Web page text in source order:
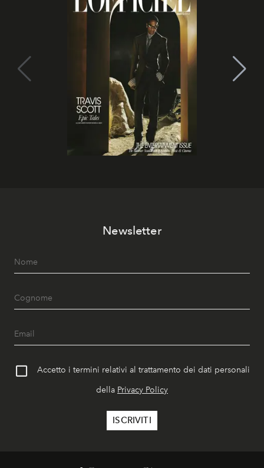
Newsletter
Accetto i termini relativi al trattamento dei dati personali
della Privacy Policy